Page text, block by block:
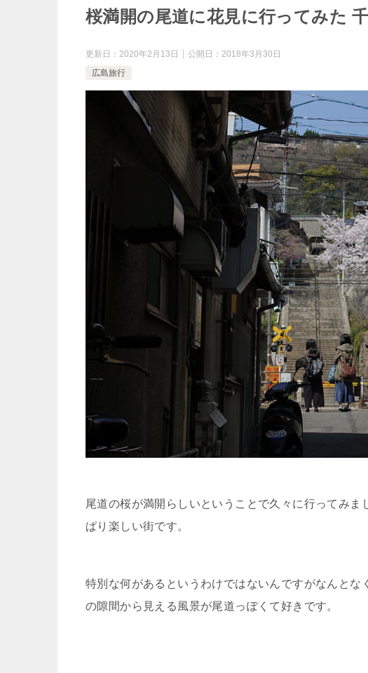
桜満開の尾道に花見に行ってみた
更新日： 2020年2月13日 公開日： 2018年3月30日
広島旅行
尾道の桜が満開らしいということで久々に行ってみ
ぱり楽しい街です。
特別な何があるというわけではないんですがなんと
の隙間から見える風景が尾道っぽくて好きです。